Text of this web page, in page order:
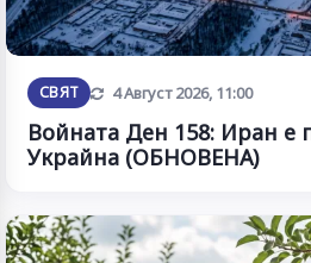
СВЯТ Обновена
4 Август 2026, 11:00
Войната Ден 158: Иран е
Украйна (ОБНОВЕНА)